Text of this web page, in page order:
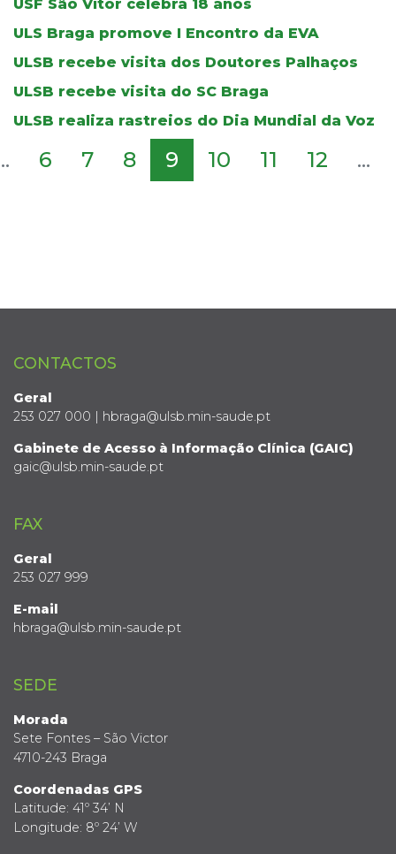
USF São Vítor celebra 18 anos
ULS Braga promove I Encontro da EVA
ULSB recebe visita dos Doutores Palhaços
ULSB recebe visita do SC Braga
ULSB realiza rastreios do Dia Mundial da Voz
6 7 8 9 10 11 12 ...
CONTACTOS
Geral
253 027 000 | hbraga@ulsb.min-saude.pt
Gabinete de Acesso à Informação Clínica (GAIC)
gaic@ulsb.min-saude.pt
FAX
Geral
253 027 999
E-mail
hbraga@ulsb.min-saude.pt
SEDE
Morada
Sete Fontes – São Victor
4710-243 Braga
Coordenadas GPS
Latitude: 41º 34’ N
Longitude: 8º 24’ W